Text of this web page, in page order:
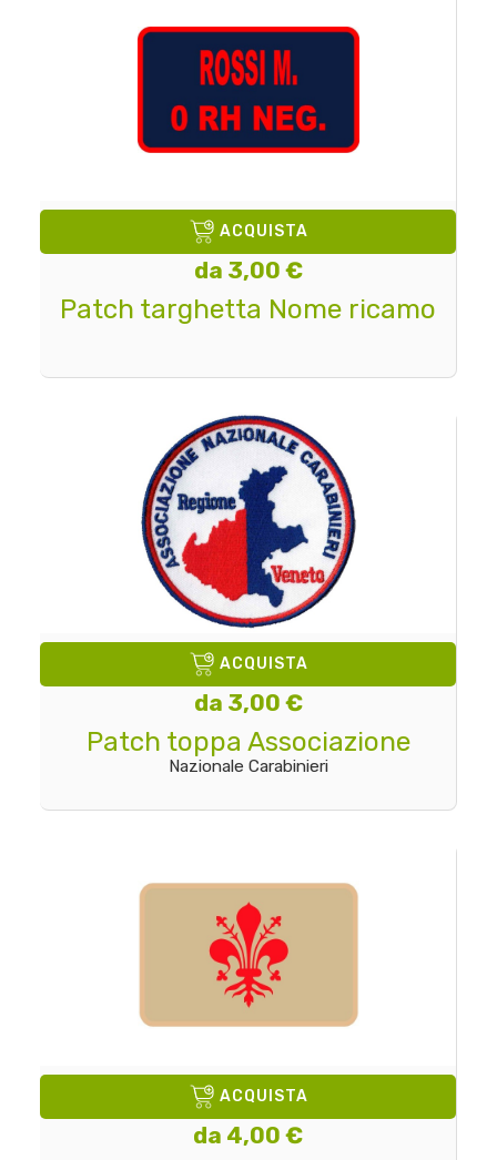
ACQUISTA
da 3,00 €
Patch targhetta Nome ricamo
ACQUISTA
da 3,00 €
Patch toppa Associazione
Nazionale Carabinieri
ACQUISTA
da 4,00 €